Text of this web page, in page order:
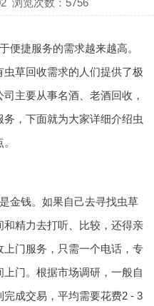
浏览次数： 5756
便捷服务的需求越来越高。
草回收需求的人们提供了极
主要从事名酒、老酒回收，
，下面就为大家详细介绍虫
金钱。如果自己去寻找虫草
精力去打听、比较，还得亲
门服务，只需一个电话，专
门。根据市场调研，一般自
成交易，平均需要花费2 - 3